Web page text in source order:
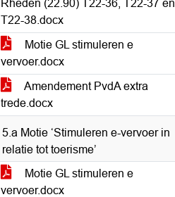
Rheden (22.90) T22-36, T22-37 en
T22-38.docx
Motie GL stimuleren e
vervoer.docx
Amendement PvdA extra
trede.docx
5.a Motie ‘Stimuleren e-vervoer in
relatie tot toerisme’
Motie GL stimuleren e
vervoer.docx